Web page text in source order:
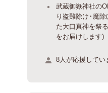
武蔵御嶽神社の
り盗難除け・魔
た大口真神を祭
をお届けします)
8人が応援してい